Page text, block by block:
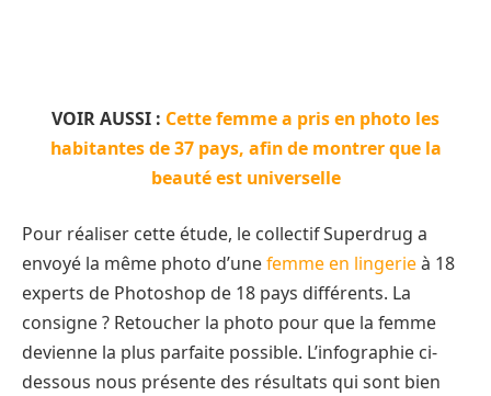
VOIR AUSSI : Cette femme a pris en photo les
habitantes de 37 pays, afin de montrer que la
beauté est universelle
Pour réaliser cette étude, le collectif Superdrug a
envoyé la même photo d’unefemme en lingerieà 18
experts de Photoshop de 18 pays différents. La
consigne ? Retoucher la photo pour que la femme
devienne la plus parfaite possible. L’infographie ci-
dessous nous présente des résultats qui sont bien